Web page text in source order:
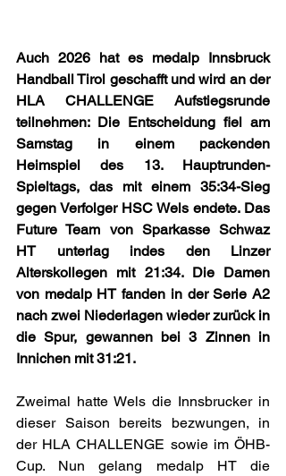
Auch 2026 hat es medalp Innsbruck
Handball Tirol geschafft und wird an der
HLA CHALLENGE Aufstiegsrunde
teilnehmen: Die Entscheidung fiel am
Samstag in einem packenden
Heimspiel des 13. Hauptrunden-
Spieltags, das mit einem 35:34-Sieg
gegen Verfolger HSC Wels endete. Das
Future Team von Sparkasse Schwaz
HT unterlag indes den Linzer
Alterskollegen mit 21:34. Die Damen
von medalp HT fanden in der Serie A2
nach zwei Niederlagen wieder zurück in
die Spur, gewannen bei 3 Zinnen in
Innichen mit 31:21.
Zweimal hatte Wels die Innsbrucker in
dieser Saison bereits bezwungen, in
der HLA CHALLENGE sowie im ÖHB-
Cup. Nun gelang medalp HT die